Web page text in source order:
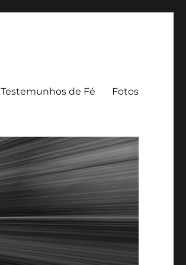
Testemunhos de Fé Fotos